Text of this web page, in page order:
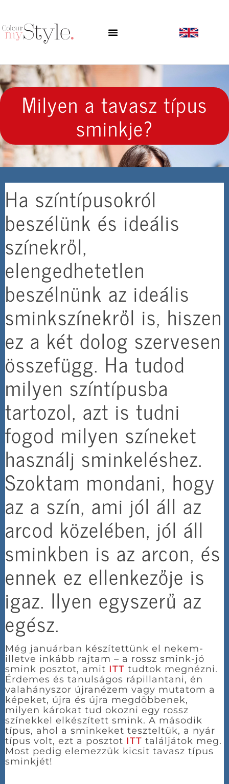
Milyen a tavasz típus
sminkje?
Ha színtípusokról
beszélünk és ideális
színekről,
elengedhetetlen
beszélnünk az ideális
sminkszínekről is, hiszen
ez a két dolog szervesen
összefügg. Ha tudod
milyen színtípusba
tartozol, azt is tudni
fogod milyen színeket
használj sminkeléshez.
Szoktam mondani, hogy
az a szín, ami jól áll az
arcod közelében, jól áll
sminkben is az arcon, és
ennek ez ellenkezője is
igaz. Ilyen egyszerű az
egész.
Még januárban készítettünk el nekem-
illetve inkább rajtam – a rossz smink-jó
smink posztot, amit ITT tudtok megnézni.
Érdemes és tanulságos rápillantani, én
valahányszor újranézem vagy mutatom a
képeket, újra és újra megdöbbenek,
milyen károkat tud okozni egy rossz
színekkel elkészített smink. A második
típus, ahol a sminkeket teszteltük, a nyár
típus volt, ezt a posztot ITT találjátok meg.
Most pedig elemezzük kicsit tavasz típus
sminkjét!